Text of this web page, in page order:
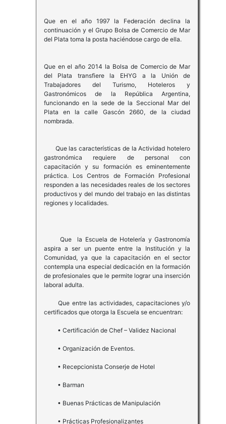
Que en el año 1997 la Federación declina la
continuación y el Grupo Bolsa de Comercio de Mar
del Plata toma la posta haciéndose cargo de ella.
Que en el año 2014 la Bolsa de Comercio de Mar
del Plata transfiere la EHYG a la Unión de
Trabajadores del Turismo, Hoteleros y
Gastronómicos de la República Argentina,
funcionando en la sede de la Seccional Mar del
Plata en la calle Gascón 2660, de la ciudad
nombrada.
Que las características de la Actividad hotelero
gastronómica requiere de personal con
capacitación y su formación es eminentemente
práctica. Los Centros de Formación Profesional
responden a las necesidades reales de los sectores
productivos y del mundo del trabajo en las distintas
regiones y localidades.
Que la Escuela de Hotelería y Gastronomía
aspira a ser un puente entre la Institución y la
Comunidad, ya que la capacitación en el sector
contempla una especial dedicación en la formación
de profesionales que le permite lograr una inserción
laboral adulta.
Que entre las actividades, capacitaciones y/o
certificados que otorga la Escuela se encuentran:
• Certificación de Chef – Validez Nacional
• Organización de Eventos.
• Recepcionista Conserje de Hotel
• Barman
• Buenas Prácticas de Manipulación
• Prácticas Profesionalizantes